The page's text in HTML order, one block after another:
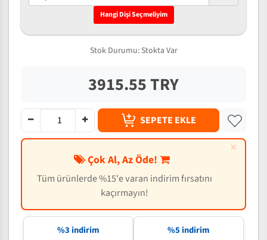
Hangi Dişi Seçmeliyim
Stok Durumu: Stokta Var
3915.55 TRY
SEPETE EKLE
×
Çok Al, Az Öde!
Tüm ürünlerde %15'e varan indirim fırsatını
kaçırmayın!
%3 indirim %5 indirim